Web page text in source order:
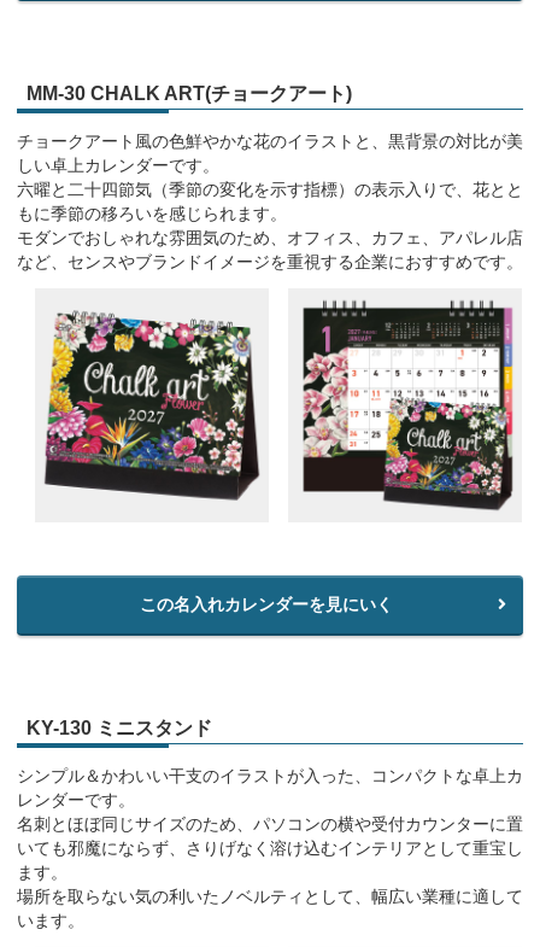
MM-30 CHALK ART(チョークアート)
チョークアート風の色鮮やかな花のイラストと、黒背景の対比が美
しい卓上カレンダーです。
六曜と二十四節気（季節の変化を示す指標）の表示入りで、花とと
もに季節の移ろいを感じられます。
モダンでおしゃれな雰囲気のため、オフィス、カフェ、アパレル店
など、センスやブランドイメージを重視する企業におすすめです。
この名入れカレンダーを見にいく
KY-130 ミニスタンド
シンプル＆かわいい干支のイラストが入った、コンパクトな卓上カ
レンダーです。
名刺とほぼ同じサイズのため、パソコンの横や受付カウンターに置
いても邪魔にならず、さりげなく溶け込むインテリアとして重宝し
ます。
場所を取らない気の利いたノベルティとして、幅広い業種に適して
います。